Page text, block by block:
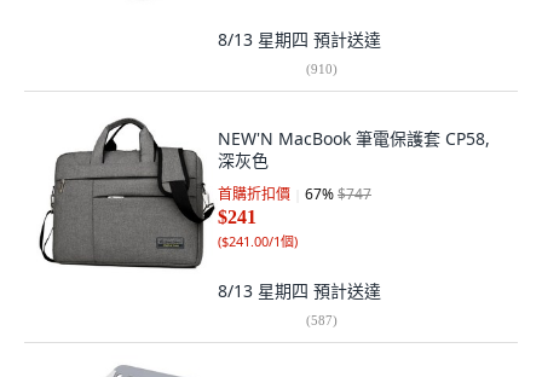
8/13 星期四 預計送達
(910)
NEW'N MacBook 筆電保護套 CP58,
深灰色
首購折扣價 67%$747
$241
($241.00/1個)
8/13 星期四 預計送達
(587)